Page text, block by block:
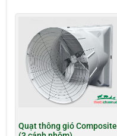
Quạt thông gió Composite